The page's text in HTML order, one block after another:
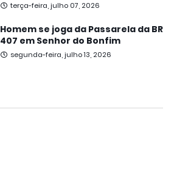
terça-feira, julho 07, 2026
Homem se joga da Passarela da BR
407 em Senhor do Bonfim
segunda-feira, julho 13, 2026